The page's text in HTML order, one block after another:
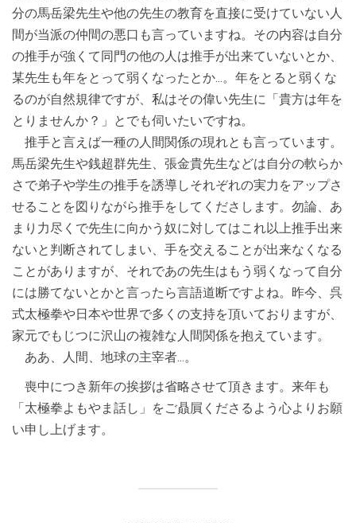
分の馬岳梁先生や他の先生の教育を直接に受けていない人
間が当派の仲間の悪口も言っていますね。その内容は自分
の推手が強くて同門の他の人は推手が出来ていないとか、
某先生も年をとって弱くなったとか…。年をとると弱くな
るのが自然規律ですが、私はその偉い先生に「貴方は年を
とりませんか？」とでも伺いたいですね。
推手と言えば一種の人間関係の現れとも言っています。
馬岳梁先生や銭超群先生、張金貴先生などは自分の軟らか
さで弟子や学生の推手を誘導しそれぞれの実力をアップさ
せることを図りながら推手をしてくださします。勿論、あ
まり力尽くで先生に向かう奴に対してはこれ以上推手出来
ないと判断されてしまい、手を交えることが出来なくなる
ことがありますが、それであの先生はもう弱くなって自分
には勝てないとかと言ったら言語道断ですよね。昨今、呉
式太極拳や日本や世界で多くの支持を頂いておりますが、
家元でもじつに沢山の複雑な人間関係を抱えています。
ああ、人間、地球の主宰者…。
喪中につき新年の挨拶は省略させて頂きます。来年も
「太極拳よもやま話し」をご贔屓くださるよう心よりお願
い申し上げます。